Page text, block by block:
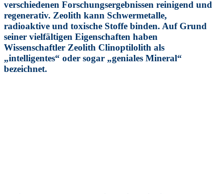
verschiedenen Forschungsergebnissen reinigend und
regenerativ. Zeolith kann Schwermetalle,
radioaktive und toxische Stoffe binden. Auf Grund
seiner vielfältigen Eigenschaften haben
Wissenschaftler Zeolith Clinoptilolith als
„intelligentes“ oder sogar „geniales Mineral“
bezeichnet.